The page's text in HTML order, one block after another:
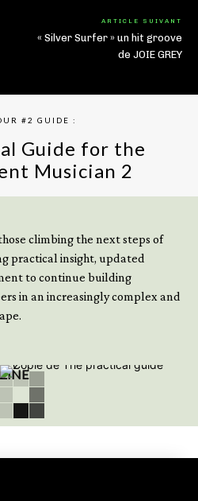
ARTICLE SUIVANT
« Silver Surfer » un hit groove
de JOIE GREY
#2 GUIDE :
Guide for the
Musician 2
climbing the next steps of
practical insight, updated
to continue building
in an increasingly complex and